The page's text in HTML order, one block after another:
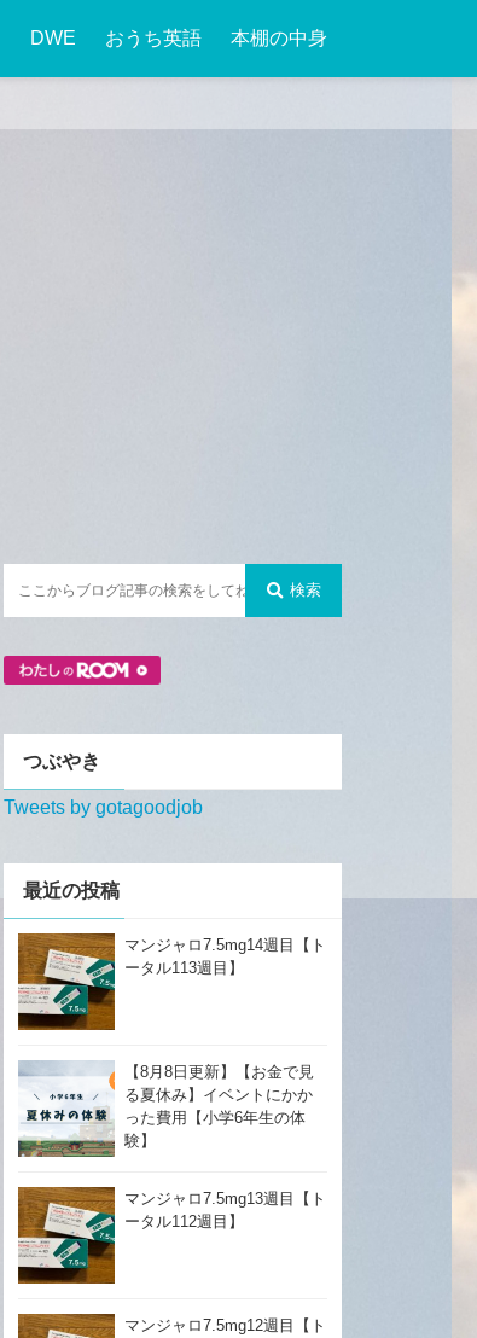
DWE おうち英語 本棚の中身
検索
つぶやき
Tweets by gotagoodjob
最近の投稿
マンジャロ7.5mg14週目【ト
ータル113週目】
【8月8日更新】【お金で見
る夏休み】イベントにかか
った費用【小学6年生の体
験】
マンジャロ7.5mg13週目【ト
ータル112週目】
マンジャロ7.5mg12週目【ト